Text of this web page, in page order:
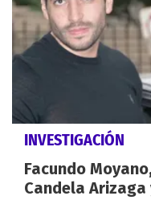
INVESTIGACIÓN
Facundo
Candela